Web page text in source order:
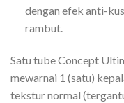
dengan efek anti-
rambut.
Satu tube Concept
mewarnai 1 (satu)
tekstur normal